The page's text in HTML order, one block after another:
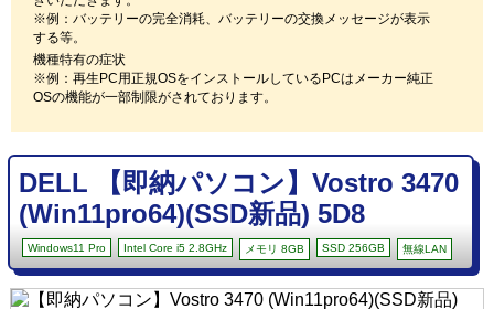
※例：バッテリーの完全消耗、バッテリーの交換メッセージが表示
する等。
機種特有の症状
※例：再生PC用正規OSをインストールしているPCはメーカー純正
OSの機能が一部制限がされております。
DELL 【即納パソコン】Vostro 3470
(Win11pro64)(SSD新品) 5D8
Windows11 Pro Intel Core i5 2.8GHz メモリ 8GB SSD 256GB 無線LAN